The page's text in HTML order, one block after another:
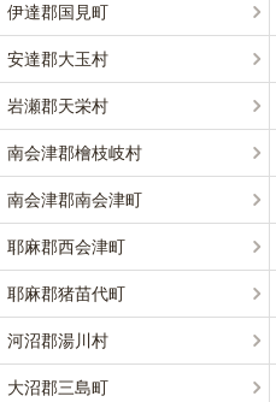
伊達郡国見町
安達郡大玉村
岩瀬郡天栄村
南会津郡檜枝岐村
南会津郡南会津町
耶麻郡西会津町
耶麻郡猪苗代町
河沼郡湯川村
大沼郡三島町